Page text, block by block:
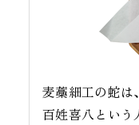
麦藁細工の蛇
百姓喜八という